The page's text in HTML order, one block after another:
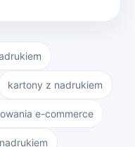
kartony z nadrukiem
e-commerce